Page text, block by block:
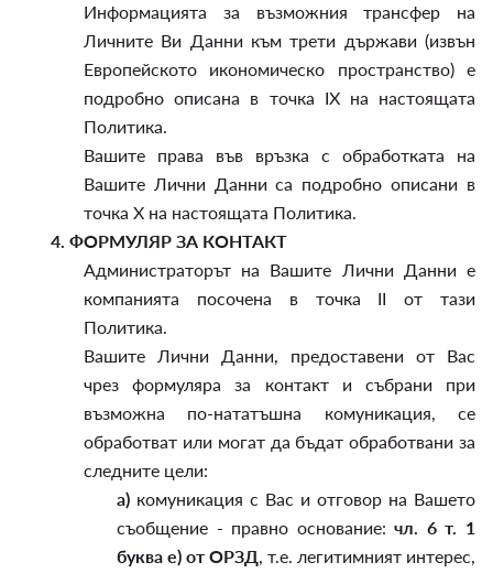
Информацията за възможния трансфер на
Личните Ви Данни към трети държави (извън
Европейското икономическо пространство) е
подробно описана в точка IX на настоящата
Политика.
Вашите права във връзка с обработката на
Вашите Лични Данни са подробно описани в
точка X на настоящата Политика.
4. ФОРМУЛЯР ЗА КОНТАКТ
Администраторът на Вашите Лични Данни е
компанията посочена в точка II от тази
Политика.
Вашите Лични Данни, предоставени от Вас
чрез формуляра за контакт и събрани при
възможна по-нататъшна комуникация, се
обработват или могат да бъдат обработвани за
следните цели:
а) комуникация с Вас и отговор на Вашето
съобщение - правно основание: чл. 6 т. 1
буква е) от ОРЗД, т.е. легитимният интерес,